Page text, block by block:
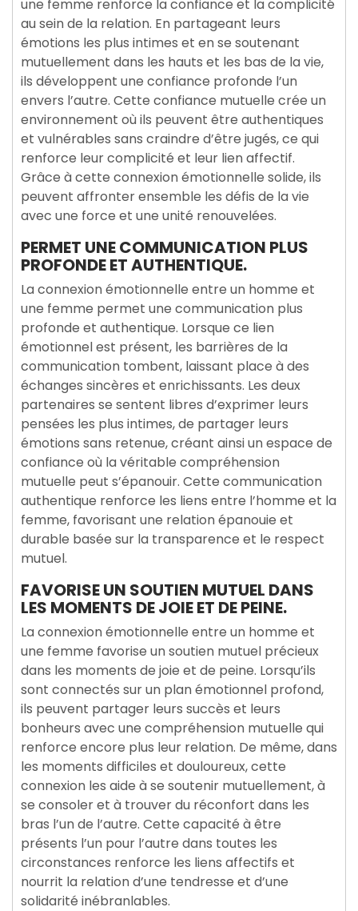
une femme renforce la confiance et la complicité
au sein de la relation. En partageant leurs
émotions les plus intimes et en se soutenant
mutuellement dans les hauts et les bas de la vie,
ils développent une confiance profonde l’un
envers l’autre. Cette confiance mutuelle crée un
environnement où ils peuvent être authentiques
et vulnérables sans craindre d’être jugés, ce qui
renforce leur complicité et leur lien affectif.
Grâce à cette connexion émotionnelle solide, ils
peuvent affronter ensemble les défis de la vie
avec une force et une unité renouvelées.
PERMET UNE COMMUNICATION PLUS
PROFONDE ET AUTHENTIQUE.
La connexion émotionnelle entre un homme et
une femme permet une communication plus
profonde et authentique. Lorsque ce lien
émotionnel est présent, les barrières de la
communication tombent, laissant place à des
échanges sincères et enrichissants. Les deux
partenaires se sentent libres d’exprimer leurs
pensées les plus intimes, de partager leurs
émotions sans retenue, créant ainsi un espace de
confiance où la véritable compréhension
mutuelle peut s’épanouir. Cette communication
authentique renforce les liens entre l’homme et la
femme, favorisant une relation épanouie et
durable basée sur la transparence et le respect
mutuel.
FAVORISE UN SOUTIEN MUTUEL DANS
LES MOMENTS DE JOIE ET DE PEINE.
La connexion émotionnelle entre un homme et
une femme favorise un soutien mutuel précieux
dans les moments de joie et de peine. Lorsqu’ils
sont connectés sur un plan émotionnel profond,
ils peuvent partager leurs succès et leurs
bonheurs avec une compréhension mutuelle qui
renforce encore plus leur relation. De même, dans
les moments difficiles et douloureux, cette
connexion les aide à se soutenir mutuellement, à
se consoler et à trouver du réconfort dans les
bras l’un de l’autre. Cette capacité à être
présents l’un pour l’autre dans toutes les
circonstances renforce les liens affectifs et
nourrit la relation d’une tendresse et d’une
solidarité inébranlables.